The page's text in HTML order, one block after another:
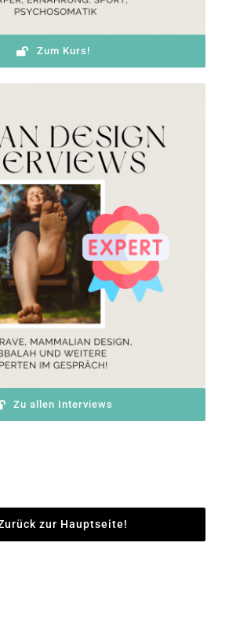
Zum Kurs!
Zu allen Interviews
zur Hauptseite!